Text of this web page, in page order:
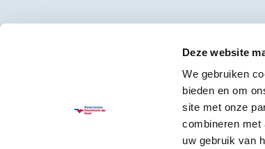
Deze website
We gebruiken
bieden en om
site met onze
combineren met
uw gebruik van